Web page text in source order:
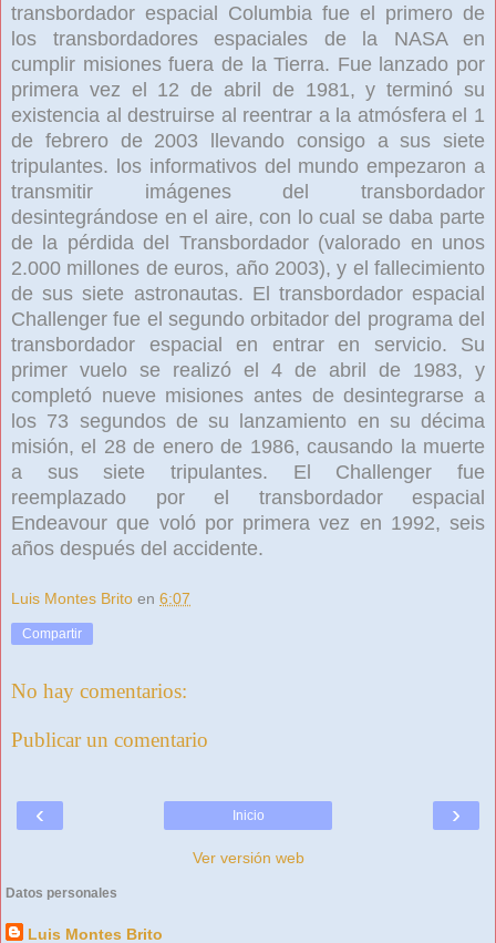
transbordador espacial Columbia fue el primero de
los transbordadores espaciales de la NASA en
cumplir misiones fuera de la Tierra. Fue lanzado por
primera vez el 12 de abril de 1981, y terminó su
existencia al destruirse al reentrar a la atmósfera el 1
de febrero de 2003 llevando consigo a sus siete
tripulantes. los informativos del mundo empezaron a
transmitir imágenes del transbordador
desintegrándose en el aire, con lo cual se daba parte
de la pérdida del Transbordador (valorado en unos
2.000 millones de euros, año 2003), y el fallecimiento
de sus siete astronautas. El transbordador espacial
Challenger fue el segundo orbitador del programa del
transbordador espacial en entrar en servicio. Su
primer vuelo se realizó el 4 de abril de 1983, y
completó nueve misiones antes de desintegrarse a
los 73 segundos de su lanzamiento en su décima
misión, el 28 de enero de 1986, causando la muerte
a sus siete tripulantes. El Challenger fue
reemplazado por el transbordador espacial
Endeavour que voló por primera vez en 1992, seis
años después del accidente.
Luis Montes Brito en 6:07
Compartir
No hay comentarios:
Publicar un comentario
‹ ›
Inicio
Ver versión web
Datos personales
Luis Montes Brito